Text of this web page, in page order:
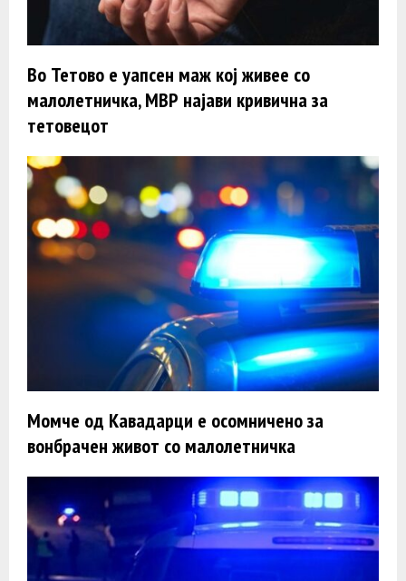
Во Тетово е уапсен маж кој живее со
малолетничка, МВР најави кривична за
тетовецот
Момче од Кавадарци е осомничено за
вонбрачен живот со малолетничка